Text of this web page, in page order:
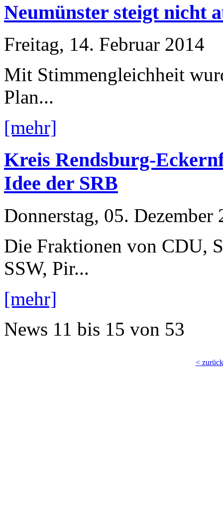
Neumünster steigt nicht
Freitag, 14. Februar 2014
Mit Stimmengleichheit
Plan...
[mehr]
Kreis Rendsburg-
Idee der SRB
Donnerstag, 05. Dezember
Die Fraktionen von CDU,
SSW, Pir...
[mehr]
News 11 bis 15 von 53
< zurück